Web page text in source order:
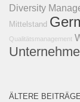
Diversity
Mittelstand
Qualitätsmanagement
ÄLTERE BEITRÄGE